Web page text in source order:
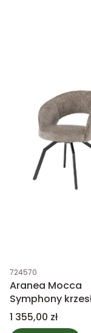
Kod produktu
724570
Aranea Mocca
Symphony
jadalni PTMD
Cena
1 355,00 zł